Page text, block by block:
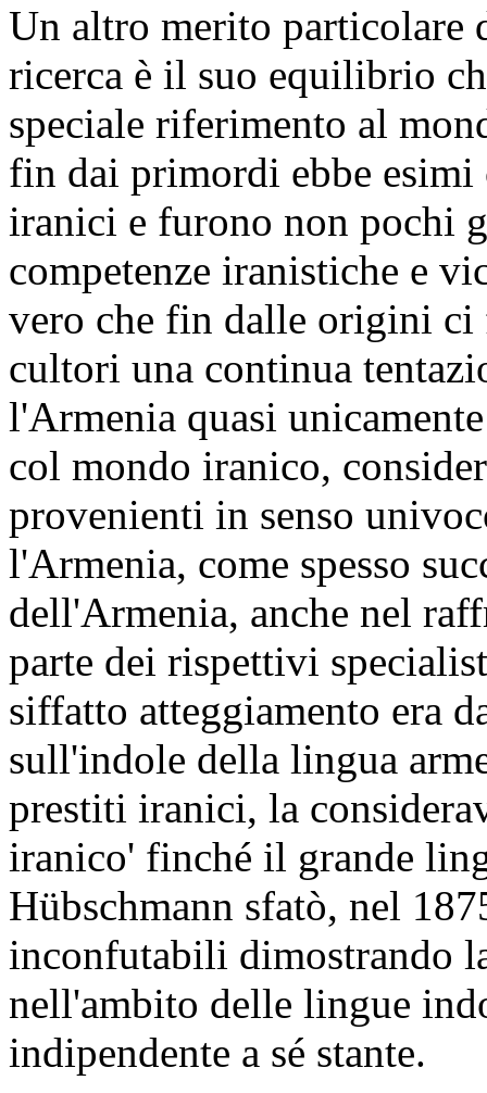
Un altro merito particolare
ricerca è il suo equilibrio
speciale riferimento al
fin dai primordi ebbe
iranici e furono non pochi
competenze iranistiche e
vero che fin dalle origini
cultori una continua
l'Armenia quasi
col mondo iranico,
provenienti in senso
l'Armenia, come spesso
dell'Armenia, anche nel
parte dei rispettivi
siffatto atteggiamento era
sull'indole della lingua
prestiti iranici, la
iranico' finché il grande
Hübschmann sfatò, nel
inconfutabili dimostrando
nell'ambito delle lingue
indipendente a sé stante.